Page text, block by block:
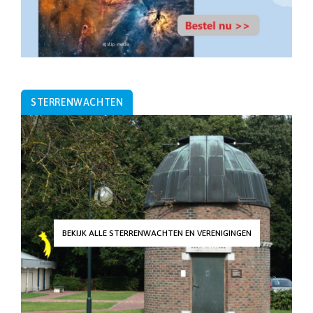
STERRENWACHTEN
BEKIJK ALLE STERRENWACHTEN EN VERENIGINGEN